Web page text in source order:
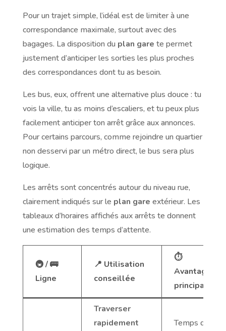
Pour un trajet simple, l’idéal est de limiter à une
correspondance maximale, surtout avec des
bagages. La disposition du plan gare te permet
justement d’anticiper les sorties les plus proches
des correspondances dont tu as besoin.
Les bus, eux, offrent une alternative plus douce : tu
vois la ville, tu as moins d’escaliers, et tu peux plus
facilement anticiper ton arrêt grâce aux annonces.
Pour certains parcours, comme rejoindre un quartier
non desservi par un métro direct, le bus sera plus
logique.
Les arrêts sont concentrés autour du niveau rue,
clairement indiqués sur le plan gare extérieur. Les
tableaux d’horaires affichés aux arrêts te donnent
une estimation des temps d’attente.
🚇 / 🚌
Ligne
📍 Utilisation
conseillée
⏱️
Avantage
principal
Traverser
rapidement
Temps de